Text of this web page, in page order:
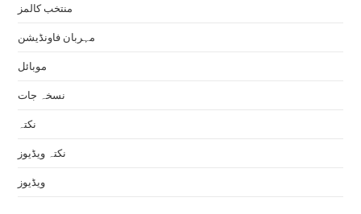
منتخب کالمز
مہربان فاونڈیشن
موبائل
نسخہ جات
نکتہ
نکتہ ویڈیوز
ویڈیوز